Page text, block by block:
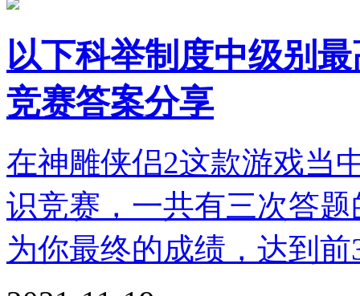
以下科举制度中级别
竞赛答案分享
在神雕侠侣2这款游戏当
识竞赛，一共有三次答
为你最终的成绩，达到